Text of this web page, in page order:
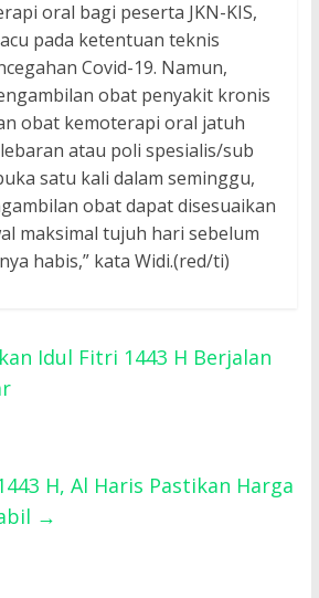
oral bagi peserta JKN-KIS,
pada ketentuan teknis
Covid-19. Namun,
obat penyakit kronis
obat kemoterapi oral jatuh
atau poli spesialis/sub
satu kali dalam seminggu,
obat dapat disesuaikan
maksimal tujuh hari sebelum
habis,” kata Widi.(red/ti)
Idul Fitri 1443 H Berjalan
H, Al Haris Pastikan Harga
→